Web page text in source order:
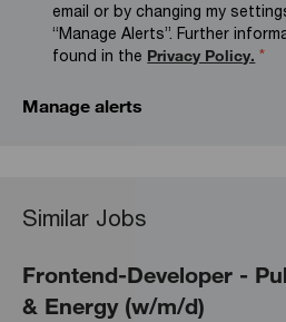
email or by changing my
“Manage Alerts”. Further
found in the Privacy Policy. *
Manage alerts
Similar Jobs
Frontend-Developer -
& Energy (w/m/d)